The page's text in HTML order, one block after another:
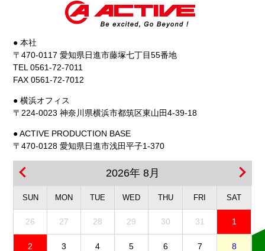
● 本社
〒470-0117 愛知県日進市藤塚七丁目55番地
TEL 0561-72-7011
FAX 0561-72-7012
● 横浜オフィス
〒224-0023 神奈川県横浜市都筑区東山田4-39-18
● ACTIVE PRODUCTION BASE
〒470-0128 愛知県日進市浅田平子1-370
2026年 8月
SUN MON TUE WED THU FRI SAT
26 27 28 29 30 31 1
2 3 4 5 6 7 8